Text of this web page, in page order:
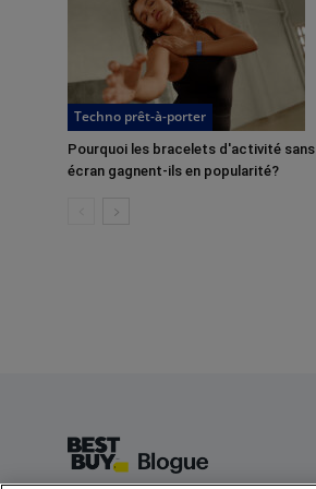
Techno prêt-à-porter
Pourquoi les bracelets d'activité sans
écran gagnent-ils en popularité?